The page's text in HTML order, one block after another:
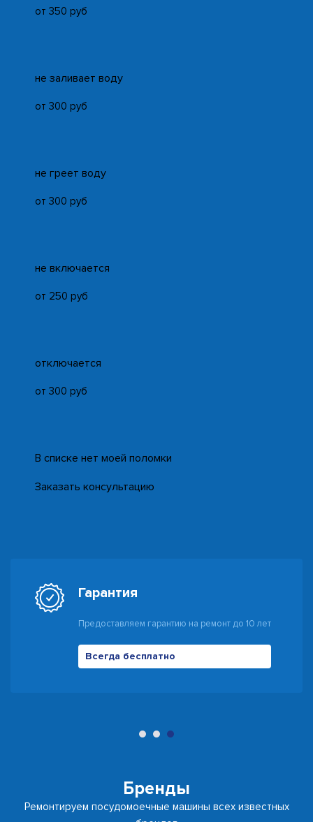
от 350 руб
не заливает воду
от 300 руб
не греет воду
от 300 руб
не включается
от 250 руб
отключается
от 300 руб
В списке нет моей поломки
Заказать консультацию
500 руб
Гарантия
Предоставляем гарантию на ремонт до 10 лет
Всегда бесплатно
Бренды
Ремонтируем посудомоечные машины всех известных